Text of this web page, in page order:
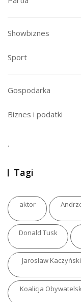
Showbiznes
Sport
Gospodarka
Biznes i podatki
.
Tagi
aktor
Donald Tusk
Jarosław Kaczyński
Koalicja